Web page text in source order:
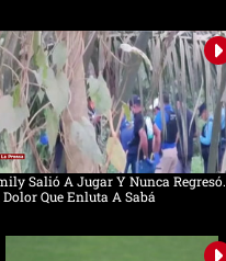
Salió A Jugar Y Nunca Regresó.
Que Enluta A Sabá